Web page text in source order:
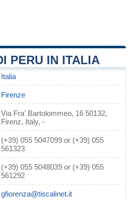
PERU IN ITALIA
Italia
Firenze
Via Fra' Bartolommeo, 16 50132,
Firenz, Italy, -
(+39) 055 5047099 or (+39) 055
561323
(+39) 055 5048039 or (+39) 055
561292
gfiorenza@tiscalinet.it